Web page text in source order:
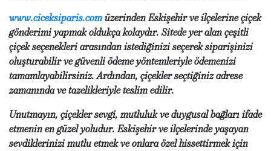
www.ciceksiparis.com üzerinden Eskişehir ve ilçelerine çiçek
gönderimi yapmak oldukça kolaydır. Sitede yer alan çeşitli
çiçek seçenekleri arasından istediğinizi seçerek siparişinizi
oluşturabilir ve güvenli ödeme yöntemleriyle ödemenizi
tamamlayabilirsiniz. Ardından, çiçekler seçtiğiniz adrese
zamanında ve tazelikleriyle teslim edilir.
Unutmayın, çiçekler sevgi, mutluluk ve duygusal bağları ifade
etmenin en güzel yoludur. Eskişehir ve ilçelerinde yaşayan
sevdiklerinizi mutlu etmek ve onlara özel hissettirmek için